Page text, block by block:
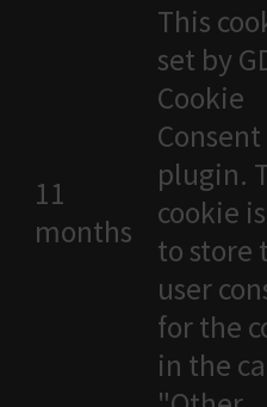
11
months
This
set by
Cookie
Consent
plugin.
cookie
to store
user
for the
in the